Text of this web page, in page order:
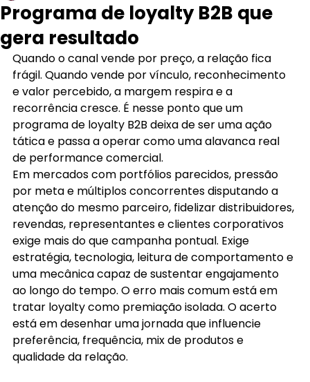
Programa de loyalty B2B que
gera resultado
Quando o canal vende por preço, a relação fica
frágil. Quando vende por vínculo, reconhecimento
e valor percebido, a margem respira e a
recorrência cresce. É nesse ponto que um
programa de loyalty B2B deixa de ser uma ação
tática e passa a operar como uma alavanca real
de performance comercial.
Em mercados com portfólios parecidos, pressão
por meta e múltiplos concorrentes disputando a
atenção do mesmo parceiro, fidelizar distribuidores,
revendas, representantes e clientes corporativos
exige mais do que campanha pontual. Exige
estratégia, tecnologia, leitura de comportamento e
uma mecânica capaz de sustentar engajamento
ao longo do tempo. O erro mais comum está em
tratar loyalty como premiação isolada. O acerto
está em desenhar uma jornada que influencie
preferência, frequência, mix de produtos e
qualidade da relação.